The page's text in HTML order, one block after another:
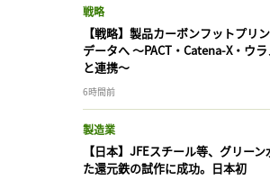
戦略
【戦略】製品カーボンフットプリ
データへ 〜PACT・Catena-X・ウ
と連携〜
6時間前
製造業
【日本】JFEスチール等、グリー
た還元鉄の試作に成功。日本初